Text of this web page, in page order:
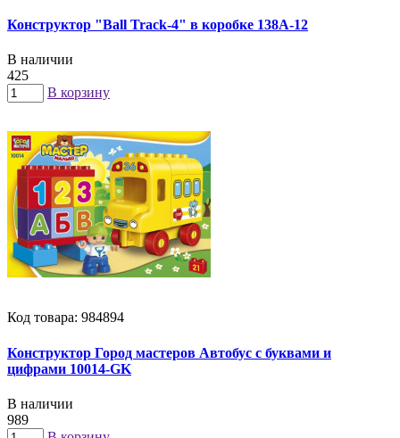
Конструктор "Ball Track-4" в коробке 138A-12
В наличии
425
В корзину
Код товара: 984894
Конструктор Город мастеров Автобус с буквами и
цифрами 10014-GK
В наличии
989